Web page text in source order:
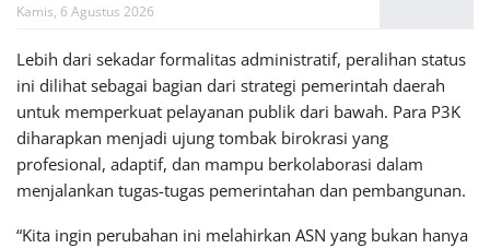
Kamis, 6 Agustus 2026
Lebih dari sekadar formalitas administratif, peralihan status
ini dilihat sebagai bagian dari strategi pemerintah daerah
untuk memperkuat pelayanan publik dari bawah. Para P3K
diharapkan menjadi ujung tombak birokrasi yang
profesional, adaptif, dan mampu berkolaborasi dalam
menjalankan tugas-tugas pemerintahan dan pembangunan.
“Kita ingin perubahan ini melahirkan ASN yang bukan hanya